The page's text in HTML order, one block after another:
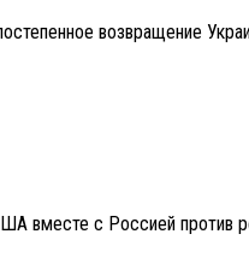
возвращение
вместе с Россией против